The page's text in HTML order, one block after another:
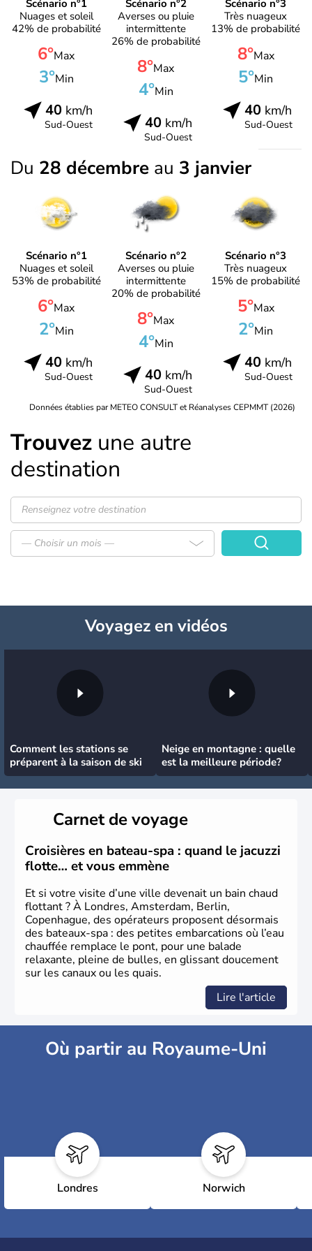
Scénario n°1
Nuages et soleil
42% de probabilité
6°Max
3°Min
40km/h
Sud-Ouest
Scénario n°2
Averses ou pluie
intermittente
26% de probabilité
8°Max
4°Min
40km/h
Sud-Ouest
Scénario n°3
Très nuageux
13% de probabilité
8°Max
5°Min
40 km/h
Sud-Ouest
Du 28 décembre au 3 janvier
Scénario n°1
Nuages et soleil
53% de probabilité
6°Max
2°Min
40km/h
Sud-Ouest
Scénario n°2
Averses ou pluie
intermittente
20% de probabilité
8°Max
4°Min
40km/h
Sud-Ouest
Scénario n°3
Très nuageux
15% de probabilité
5°Max
2°Min
40 km/h
Sud-Ouest
Données établies par METEO CONSULT et Réanalyses CEPMMT (2026)
Trouvez une autre
destination
— Choisir un mois —
Voyagezen vidéos
Comment les stations se
préparent à la saison de ski
Neige en montagne : quelle
est la meilleure période?
Carnet de voyage
Croisières en bateau-spa : quand le jacuzzi
flotte… et vous emmène
Et si votre visite d’une ville devenait un bain chaud
flottant ? À Londres, Amsterdam, Berlin,
Copenhague, des opérateurs proposent désormais
des bateaux-spa : des petites embarcations où l’eau
chauffée remplace le pont, pour une balade
relaxante, pleine de bulles, en glissant doucement
sur les canaux ou les quais.
Lire l'article
Où partir au Royaume-Uni
Londres Norwich